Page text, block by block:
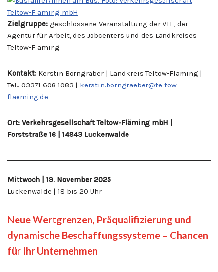
Zielgruppe: geschlossene Veranstaltung der VTF, der
Agentur für Arbeit, des Jobcenters und des Landkreises
Teltow-Fläming
Kontakt: Kerstin Borngräber | Landkreis Teltow-Fläming |
Tel.: 03371 608 1083 | kerstin.borngraeber@teltow-
flaeming.de
Ort: Verkehrsgesellschaft Teltow-Fläming mbH |
Forststraße 16 | 14943 Luckenwalde
Mittwoch | 19. November 2025
Luckenwalde | 18 bis 20 Uhr
Neue Wertgrenzen, Präqualifizierung und
dynamische Beschaffungssysteme – Chancen
für Ihr Unternehmen